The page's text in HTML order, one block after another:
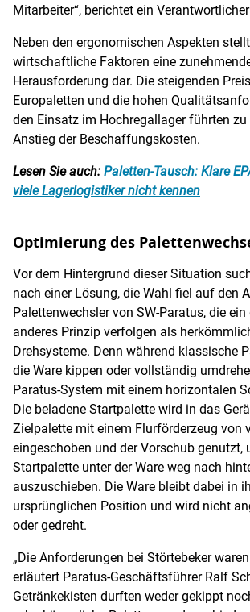
Mitarbeiter“, berichtet ein
Neben den ergonomischen Aspekten
wirtschaftliche Faktoren eine
Herausforderung dar. Die steigenden
Europaletten und die hohen
den Einsatz im Hochregallager führten
Anstieg der Beschaffungskosten.
Lesen Sie auch: Paletten-Tausch: Klare
viele Lagerlogistiker nicht kennen
Optimierung des
Vor dem Hintergrund dieser Situation
nach einer Lösung, die Wahl fiel auf den
Palettenwechsler von SW-Paratus, die
anderes Prinzip verfolgen als
Drehsysteme. Denn während klassische
die Ware kippen oder vollständig
Paratus-System mit einem horizontalen
Die beladene Startpalette wird in das
Zielpalette mit einem Flurförderzeug von
eingeschoben und der Vorschub genutzt,
Startpalette unter der Ware weg nach
auszuschieben. Die Ware bleibt dabei in
ursprünglichen Position und wird nicht
oder gedreht.
„Die Anforderungen bei Störtebeker
erläutert Paratus-Geschäftsführer Ralf
Getränkekisten durften weder gekippt